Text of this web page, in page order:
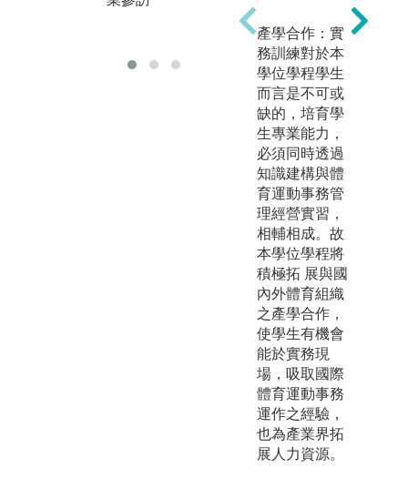
教師課堂講授
產學合作：實
務訓練對於本
學位學程學生
而言是不可或
缺的，培育學
生專業能力，
必須同時透過
知識建構與體
育運動事務管
理經營實習，
相輔相成。故
本學位學程將
積極拓 展與國
內外體育組織
之產學合作，
使學生有機會
能於實務現
場，吸取國際
體育運動事務
運作之經驗，
也為產業界拓
展人力資源。